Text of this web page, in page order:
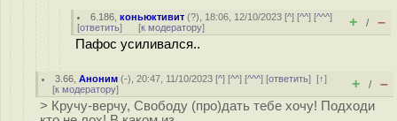
6.186 ,коньюктивит (?), 18:06, 12/10/2023 [^] [^^] [^^^]
[ответить] [к модератору] + / –
Пафос усиливался..
3.66 ,Аноним (-), 20:47, 11/10/2023 [^] [^^] [^^^] [ответить][↑]
[к модератору] + / –
> Кручу-верчу, Свободу (про)дать тебе хочу! Подходи